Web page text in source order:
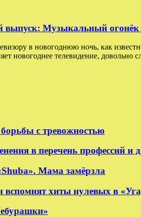
выпуск: Музыкальный огонёк
в новогоднюю ночь, как
новогоднее телевидение, довольно
с тревожностью
в перечень профессий и
Мама замёрзла
хиты нулевых в